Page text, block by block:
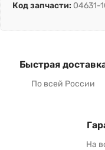
Код запчасти: 04631-
Быстрая
По всей России
На